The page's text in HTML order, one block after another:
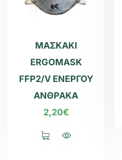
ΜΑΣΚΑΚΙ
ERGOMASK
FFP2/V ΕΝΕΡΓΟΥ
ΑΝΘΡΑΚΑ
2,20€